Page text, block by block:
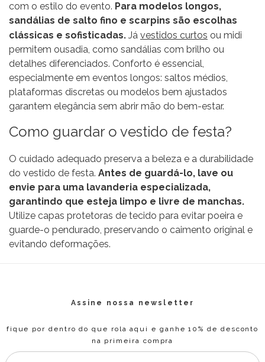
com o estilo do evento. Para modelos longos,
sandálias de salto fino e scarpins são escolhas
clássicas e sofisticadas. Já vestidos curtos ou midi
permitem ousadia, como sandálias com brilho ou
detalhes diferenciados. Conforto é essencial,
especialmente em eventos longos: saltos médios,
plataformas discretas ou modelos bem ajustados
garantem elegância sem abrir mão do bem-estar.
Como guardar o vestido de festa?
O cuidado adequado preserva a beleza e a durabilidade
do vestido de festa. Antes de guardá-lo, lave ou
envie para uma lavanderia especializada,
garantindo que esteja limpo e livre de manchas.
Utilize capas protetoras de tecido para evitar poeira e
guarde-o pendurado, preservando o caimento original e
evitando deformações.
Assine nossa newsletter
fique por dentro do que rola aqui e ganhe 10% de desconto
na primeira compra